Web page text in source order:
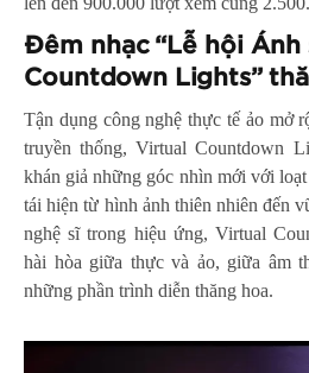
Đêm nhạc “Lễ hội Ánh
Countdown Lights”
Tận dụng công nghệ thực tế ảo mở
truyền thống, Virtual Countdown
khán giả những góc nhìn mới với
tái hiện từ hình ảnh thiên nhiên đến
nghệ sĩ trong hiệu ứng, Virtual
hài hòa giữa thực và ảo, giữa âm
những phần trình diễn thăng hoa.